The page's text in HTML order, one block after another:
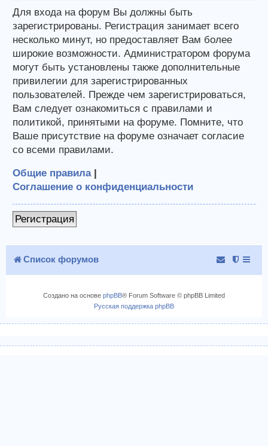
Для входа на форум Вы должны быть
зарегистрированы. Регистрация занимает всего
несколько минут, но предоставляет Вам более
широкие возможности. Администратором форума
могут быть установлены также дополнительные
привилегии для зарегистрированных
пользователей. Прежде чем зарегистрироваться,
Вам следует ознакомиться с правилами и
политикой, принятыми на форуме. Помните, что
Ваше присутствие на форуме означает согласие
со всеми правилами.
Общие правила|
Соглашение о конфиденциальности
Регистрация
Список форумов
Создано на основе phpBB® Forum Software © phpBB Limited
Русская поддержка phpBB